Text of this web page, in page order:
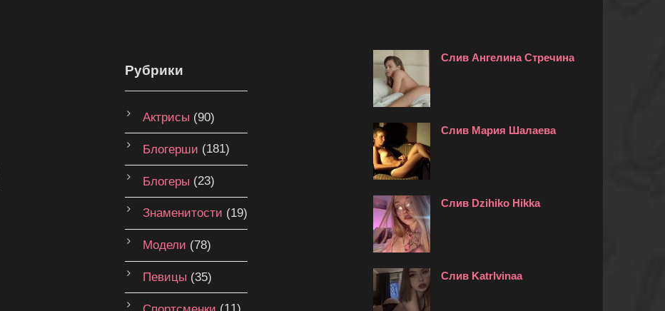
Рубрики
Актрисы (90)
Блогерши (181)
Блогеры (23)
Знаменитости (19)
Модели (78)
Певицы (35)
Слив Ангелина Стречина
Слив Мария Шалаева
Слив Dzihiko Hikka
Слив Katrlvinaa